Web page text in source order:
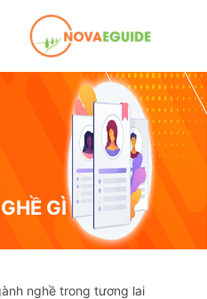
GÌ
nghề trong tương lai